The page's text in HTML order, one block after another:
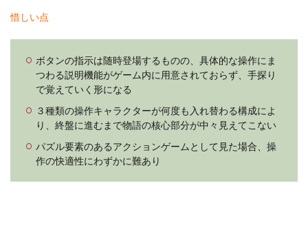
惜しい点
ボタンの指示は随時登場するものの、具体的な操作にま
つわる説明機能がゲーム内に用意されておらず、手探り
で覚えていく形になる
３種類の操作キャラクターが何度も入れ替わる構成によ
り、終盤に進むまで物語の核心部分が中々見えてこない
パズル要素のあるアクションゲームとして見た場合、操
作の快適性にわずかに難あり